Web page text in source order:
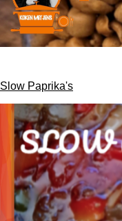
Slow Paprika's